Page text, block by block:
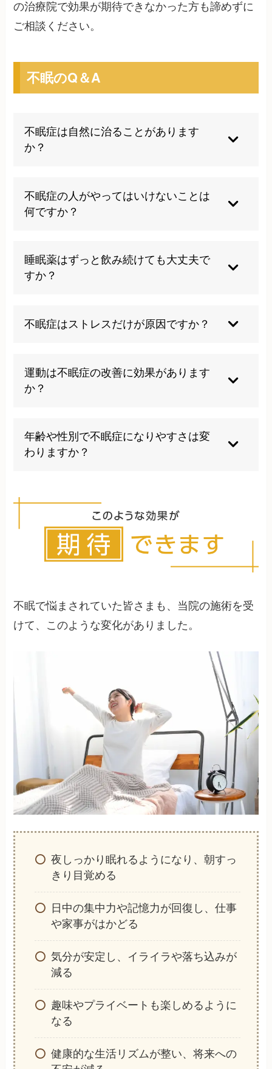
の治療院で効果が期待できなかった方も諦めずに
ご相談ください。
不眠のQ＆A
不眠症は自然に治ることがあります
か？
自然に改善することもありますが、長期化してい
る場合は専門的な治療が必要です。
不眠症の人がやってはいけないことは
何ですか？
とです。早めの対処が何よりも必要です。寝る直
前のカフェインやアルコール摂取、スマホやパソ
コンの使用、寝だめなどは避けましょう。
睡眠薬はずっと飲み続けても大丈夫で
すか？
医師と相談しながら必要最小限にとどめることが
不眠症はストレスだけが原因ですか？
副作用などさまざまな要因があります。
運動は不眠症の改善に効果があります
か？
ただし、寝る直前の激しい運動は逆効果になるこ
ともあります。
年齢や性別で不眠症になりやすさは変
わりますか？
向があります。
不眠で悩まされていた皆さまも、当院の施術を受
けて、このような変化がありました。
夜しっかり眠れるようになり、朝すっ
きり目覚める
日中の集中力や記憶力が回復し、仕事
や家事がはかどる
気分が安定し、イライラや落ち込みが
減る
趣味やプライベートも楽しめるように
なる
健康的な生活リズムが整い、将来への